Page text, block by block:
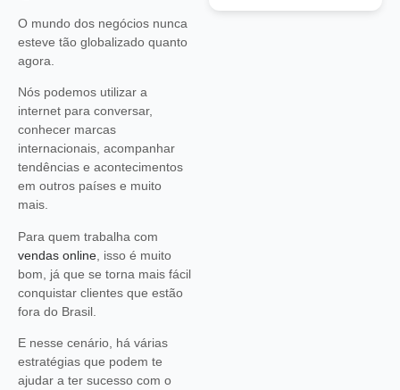
O mundo dos negócios nunca
esteve tão globalizado quanto
agora.
Nós podemos utilizar a
internet para conversar,
conhecer marcas
internacionais, acompanhar
tendências e acontecimentos
em outros países e muito
mais.
Para quem trabalha com
vendas online , isso é muito
bom, já que se torna mais fácil
conquistar clientes que estão
fora do Brasil.
E nesse cenário, há várias
estratégias que podem te
ajudar a ter sucesso com o